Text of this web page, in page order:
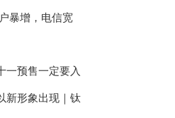
暴增，电信宽
一预售一定要入
新形象出现｜钛